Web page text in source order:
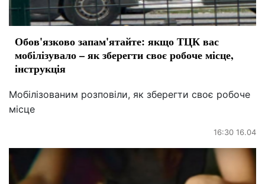
Обов'язково запам'ятайте: якщо ТЦК вас
мобілізувало – як зберегти своє робоче місце,
інструкція
Мобілізованим розповіли, як зберегти своє робоче
місце
16:30 16.04